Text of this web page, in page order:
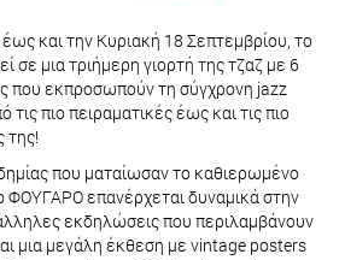
και την Κυριακή 18 Σεπτεμβρίου, το
μια τριήμερη γιορτή της τζαζ με 6
που εκπροσωπούν τη σύγχρονη jazz
πιο πειραματικές έως και τις πιο
της!
που ματαίωσαν το καθιερωμένο
ΦΟΥΓΑΡΟ επανέρχεται δυναμικά στην
εκδηλώσεις που περιλαμβάνουν
μια μεγάλη έκθεση με vintage posters